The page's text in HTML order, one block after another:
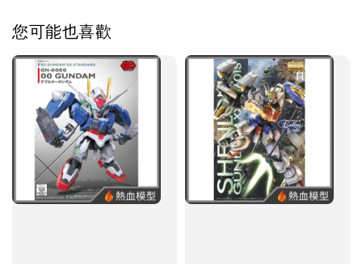
您可能也喜歡